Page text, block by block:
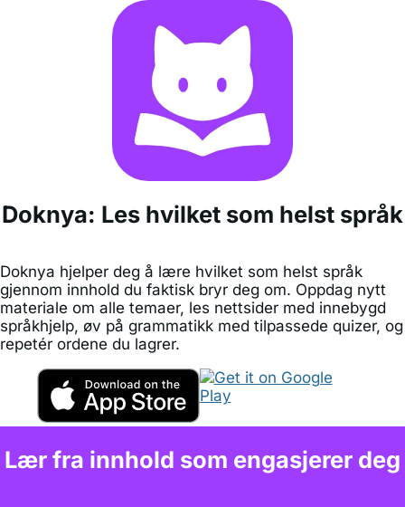
Doknya: Les hvilket som helst språk
Doknya hjelper deg å lære hvilket som helst språk
gjennom innhold du faktisk bryr deg om. Oppdag nytt
materiale om alle temaer, les nettsider med innebygd
språkhjelp, øv på grammatikk med tilpassede quizer, og
repetér ordene du lagrer.
Lær fra innhold som engasjerer deg